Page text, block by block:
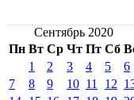
Сентябрь 2020
Пн Вт Ср Чт Пт Сб
1
2 3 4 5
6
7
8 9 10 11 12